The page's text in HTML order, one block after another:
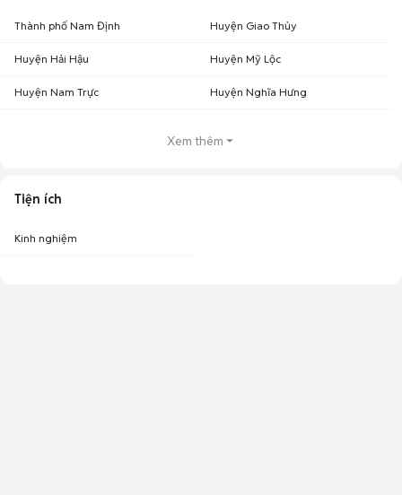
Thành phố Nam Định Huyện Giao Thủy
Huyện Hải Hậu Huyện Mỹ Lộc
Huyện Nam Trực Huyện Nghĩa Hưng
Xem thêm
Tiện ích
Kinh nghiệm